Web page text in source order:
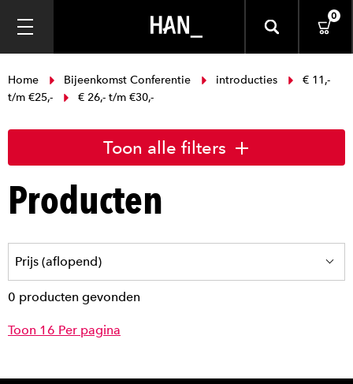
0
Home Bijeenkomst Conferentie introducties
€ 11,-
t/m €25,-
€ 26,- t/m €30,-
Toon alle filters
Producten
0 producten gevonden
Toon 16 Per pagina